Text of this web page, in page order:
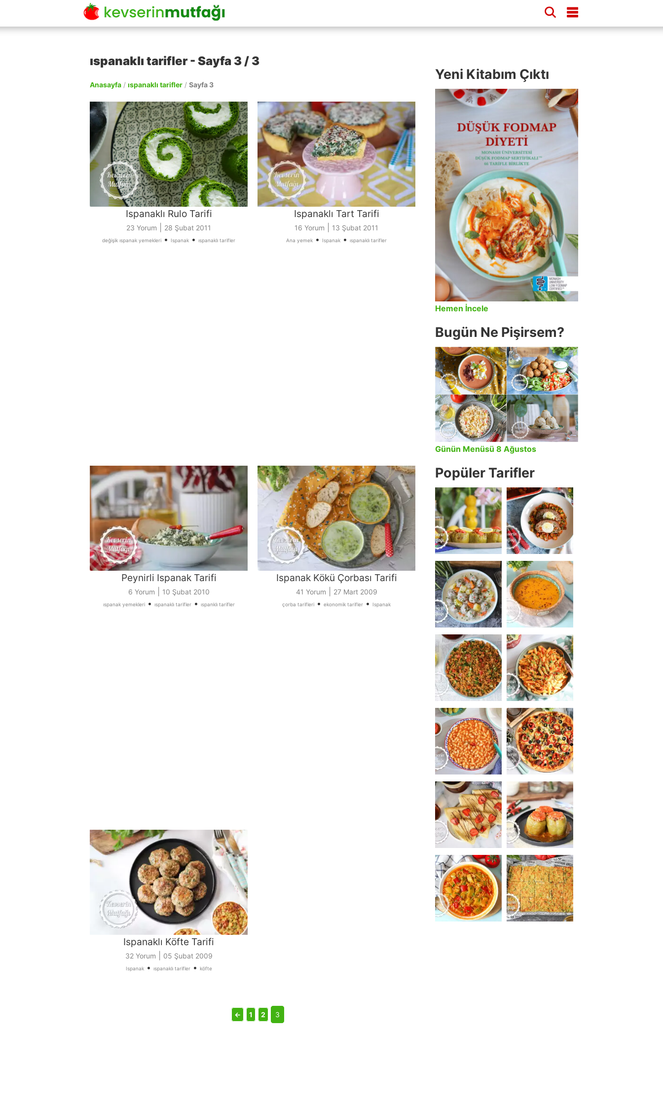
ıspanaklı tarifler - Sayfa 3 / 3
Anasayfa / ıspanaklı tarifler / Sayfa 3
Ispanaklı Rulo Tarifi
23 Yorum 28 Şubat 2011
değişik ıspanak yemekleri • Ispanak • ıspanaklı tarifler
Ispanaklı Tart Tarifi
16 Yorum 13 Şubat 2011
Ana yemek • Ispanak • ıspanaklı tarifler
Peynirli Ispanak Tarifi
6 Yorum 10 Şubat 2010
ıspanak yemekleri• ıspanaklı tarifler• ıspanklı tarifler
Ispanak Kökü Çorbası Tarifi
41 Yorum 27 Mart 2009
çorba tarifleri • ekonomik tarifler • Ispanak
Ispanaklı Köfte Tarifi
32 Yorum 05 Şubat 2009
Ispanak• ıspanaklı tarifler• köfte
← 1 2 3
Yeni Kitabım Çıktı
Hemen İncele
Bugün Ne Pişirsem?
Günün Menüsü 8 Ağustos
Popüler Tarifler